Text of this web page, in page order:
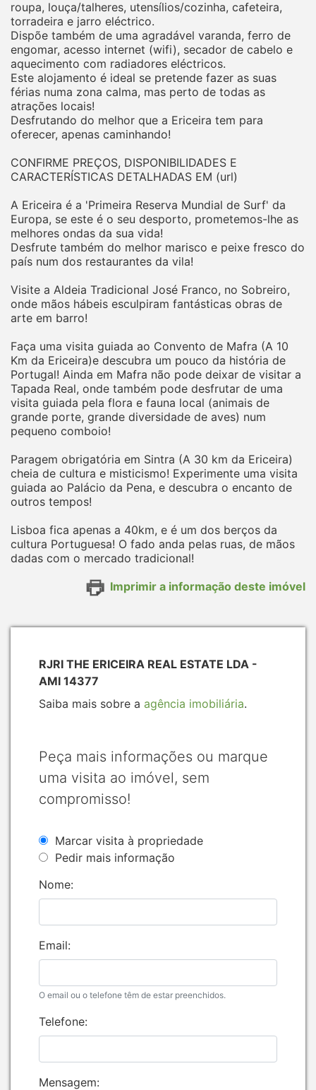
roupa, louça/talheres, utensílios/cozinha, cafeteira,
torradeira e jarro eléctrico.
Dispõe também de uma agradável varanda, ferro de
engomar, acesso internet (wifi), secador de cabelo e
aquecimento com radiadores eléctricos.
Este alojamento é ideal se pretende fazer as suas
férias numa zona calma, mas perto de todas as
atrações locais!
Desfrutando do melhor que a Ericeira tem para
oferecer, apenas caminhando!
CONFIRME PREÇOS, DISPONIBILIDADES E
CARACTERÍSTICAS DETALHADAS EM (url)
A Ericeira é a 'Primeira Reserva Mundial de Surf' da
Europa, se este é o seu desporto, prometemos-lhe as
melhores ondas da sua vida!
Desfrute também do melhor marisco e peixe fresco do
país num dos restaurantes da vila!
Visite a Aldeia Tradicional José Franco, no Sobreiro,
onde mãos hábeis esculpiram fantásticas obras de
arte em barro!
Faça uma visita guiada ao Convento de Mafra (A 10
Km da Ericeira)e descubra um pouco da história de
Portugal! Ainda em Mafra não pode deixar de visitar a
Tapada Real, onde também pode desfrutar de uma
visita guiada pela flora e fauna local (animais de
grande porte, grande diversidade de aves) num
pequeno comboio!
Paragem obrigatória em Sintra (A 30 km da Ericeira)
cheia de cultura e misticismo! Experimente uma visita
guiada ao Palácio da Pena, e descubra o encanto de
outros tempos!
Lisboa fica apenas a 40km, e é um dos berços da
cultura Portuguesa! O fado anda pelas ruas, de mãos
dadas com o mercado tradicional!
Imprimir a informação deste imóvel
RJRI THE ERICEIRA REAL ESTATE LDA -
AMI 14377
Saiba mais sobre a agência imobiliária.
Peça mais informações ou marque
uma visita ao imóvel, sem
compromisso!
Marcar visita à propriedade
Pedir mais informação
Nome:
Email:
O email ou o telefone têm de estar preenchidos.
Telefone:
Mensagem: